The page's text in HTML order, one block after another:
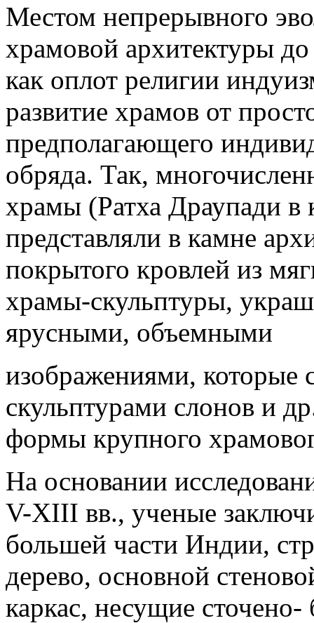
Местом непрерывного
храмовой архитектуры
как оплот религии
развитие храмов от
предполагающего
обряда. Так,
храмы (Ратха Драупади
представляли в камне
покрытого кровлей из
храмы-скульптуры,
ярусными, объемными
изображениями, которые
скульптурами слонов и
формы крупного
На основании
V-XIII вв., ученые
большей части Индии,
дерево, основной
каркас, несущие